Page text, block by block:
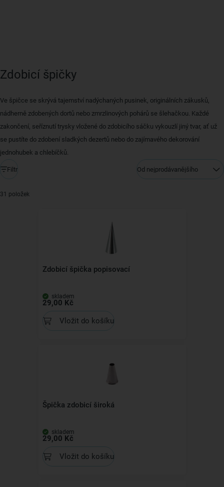
Zdobicí špičky
Ve špičce se skrývá tajemství nadýchaných pusinek, originálních zákusků,
nádherně zdobených dortů nebo zmrzlinových pohárů se šlehačkou. Každé
zakončení, seříznutí trysky vložené do zdobicího sáčku vykouzlí jiný tvar, ať už
se pustíte do zdobení sladkých dezertů nebo do zajímavého dekorování
jednohubek a chlebíčků.
Filtr Od nejprodávanějšího
31 položek
Zdobicí špička popisovací
skladem
29,00 Kč
Vložit do košíku
Špička zdobicí široká
skladem
29,00 Kč
Vložit do košíku